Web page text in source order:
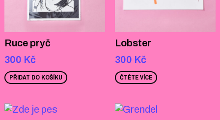
Ruce pryč
300 Kč
PŘIDAT DO KOŠÍKU
Lobster
300 Kč
ČTĚTE VÍCE